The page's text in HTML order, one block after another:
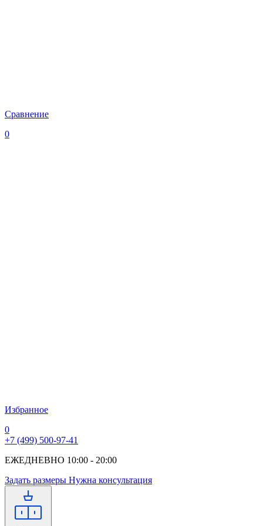
Сравнение
0
Избранное
0
+7 (499) 500-97-41
ЕЖЕДНЕВНО 10:00 - 20:00
Задать размеры Нужна консультация